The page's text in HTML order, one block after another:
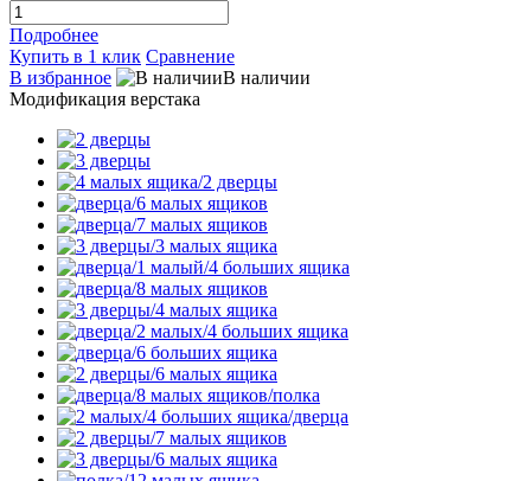
Подробнее
Купить в 1 клик Сравнение
В избранное
В наличии
Модификация верстака